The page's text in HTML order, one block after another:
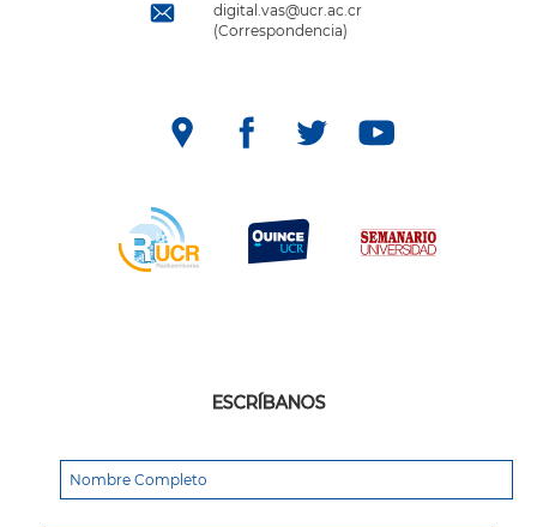
digital.vas@ucr.ac.cr
(Correspondencia)
ESCRÍBANOS